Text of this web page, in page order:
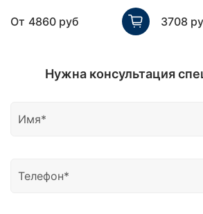
От 4860 руб 3708
Нужна консультация